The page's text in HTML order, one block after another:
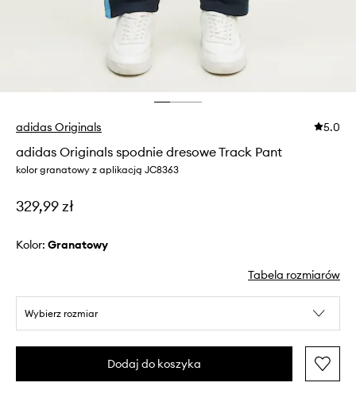
adidas Originals 5.0
adidas Originals spodnie dresowe Track Pant
kolor granatowy z aplikacją JC8363
329,99 zł
Kolor: granatowy
Tabela rozmiarów
Wybierz rozmiar
Dodaj do koszyka